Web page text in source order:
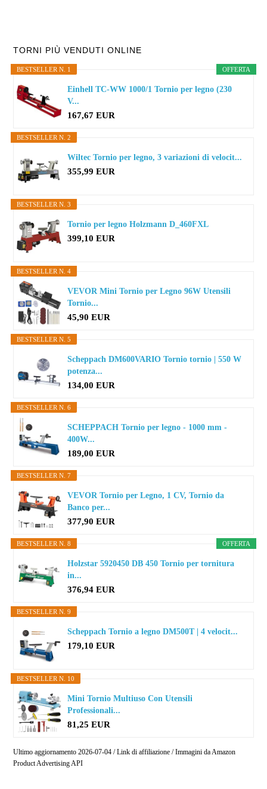
Primary
Sidebar
TORNI PIÙ VENDUTI ONLINE
OFFERTA
BESTSELLER N. 1
Einhell TC-WW 1000/1 Tornio per legno (230
V...
167,67 EUR
BESTSELLER N. 2
Wiltec Tornio per legno, 3 variazioni di velocit...
355,99 EUR
BESTSELLER N. 3
Tornio per legno Holzmann D_460FXL
399,10 EUR
BESTSELLER N. 4
VEVOR Mini Tornio per Legno 96W Utensili
Tornio...
45,90 EUR
BESTSELLER N. 5
Scheppach DM600VARIO Tornio tornio | 550 W
potenza...
134,00 EUR
BESTSELLER N. 6
SCHEPPACH Tornio per legno - 1000 mm -
400W...
189,00 EUR
BESTSELLER N. 7
VEVOR Tornio per Legno, 1 CV, Tornio da
Banco per...
377,90 EUR
OFFERTA
BESTSELLER N. 8
Holzstar 5920450 DB 450 Tornio per tornitura
in...
376,94 EUR
BESTSELLER N. 9
Scheppach Tornio a legno DM500T | 4 velocit...
179,10 EUR
BESTSELLER N. 10
Mini Tornio Multiuso Con Utensili
Professionali...
81,25 EUR
Ultimo aggiornamento 2026-07-04 / Link di affiliazione / Immagini da Amazon
Product Advertising API